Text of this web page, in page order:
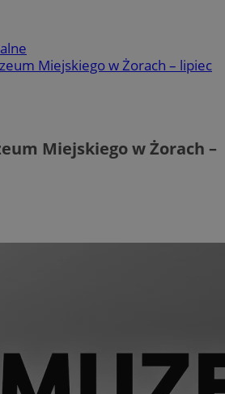
Miejskiego w Żorach – lipiec
Miejskiego w Żorach –